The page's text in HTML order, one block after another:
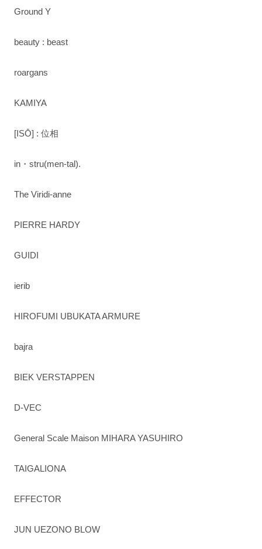
Ground Y
beauty : beast
roargans
KAMIYA
[ISŌ] : 位相
in・stru(men-tal).
The Viridi-anne
PIERRE HARDY
GUIDI
ierib
HIROFUMI UBUKATA ARMURE
bajra
BIEK VERSTAPPEN
D-VEC
General Scale Maison MIHARA YASUHIRO
TAIGALIONA
EFFECTOR
JUN UEZONO BLOW